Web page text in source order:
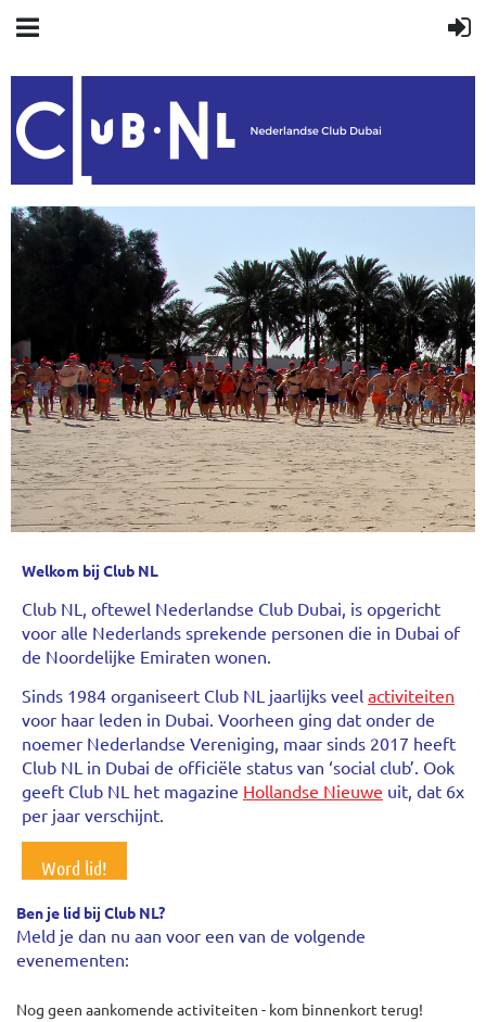
Welkom bij Club NL
Club NL, oftewel Nederlandse Club Dubai, is opgericht
voor alle Nederlands sprekende personen die in Dubai of
de Noordelijke Emiraten wonen.
Sinds 1984 organiseert Club NL jaarlijks veel activiteiten
voor haar leden in Dubai. Voorheen ging dat onder de
noemer Nederlandse Vereniging, maar sinds 2017 heeft
Club NL in Dubai de officiële status van ‘social club’. Ook
geeft Club NL het magazine Hollandse Nieuwe uit, dat 6x
per jaar verschijnt.
Word lid!
Ben je lid bij Club NL?
Meld je dan nu aan voor een van de volgende
evenementen:
Nog geen aankomende activiteiten - kom binnenkort terug!